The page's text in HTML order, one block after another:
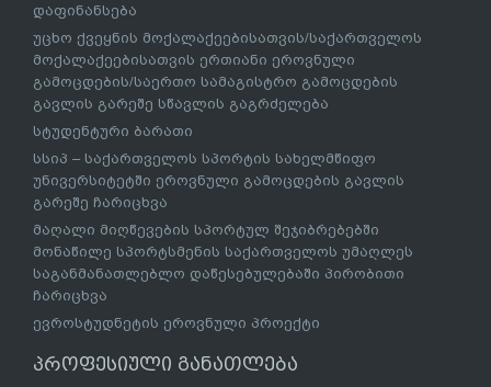
დაფინანსება
უცხო ქვეყნის მოქალაქეებისათვის/საქართველოს
მოქალაქეებისათვის ერთიანი ეროვნული
გამოცდების/საერთო სამაგისტრო გამოცდების
გავლის გარეშე სწავლის გაგრძელება
სტუდენტური ბარათი
სსიპ – საქართველოს სპორტის სახელმწიფო
უნივერსიტეტში ეროვნული გამოცდების გავლის
გარეშე ჩარიცხვა
მაღალი მიღწევების სპორტულ შეჯიბრებებში
მონაწილე სპორტსმენის საქართველოს უმაღლეს
საგანმანათლებლო დაწესებულებაში პირობითი
ჩარიცხვა
ევროსტუდნეტის ეროვნული პროექტი
პროფესიული განათლება